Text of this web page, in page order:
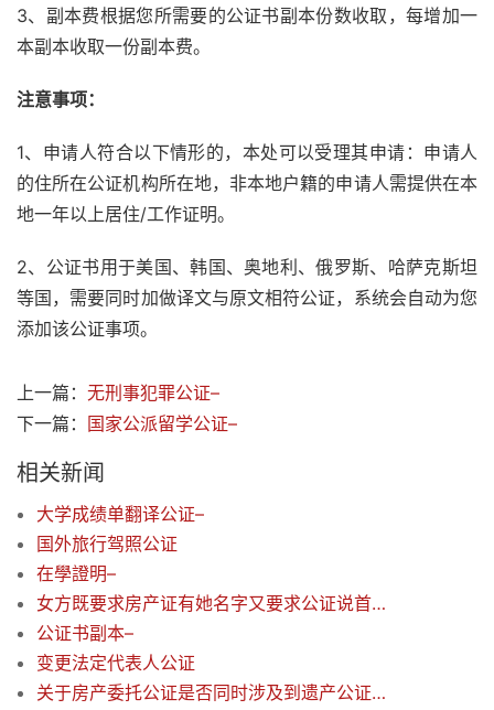
3、副本费根据您所需要的公证书副本份数收取，每增加一
本副本收取一份副本费。
注意事项：
1、申请人符合以下情形的，本处可以受理其申请：申请人
的住所在公证机构所在地，非本地户籍的申请人需提供在本
地一年以上居住/工作证明。
2、公证书用于美国、韩国、奥地利、俄罗斯、哈萨克斯坦
等国，需要同时加做译文与原文相符公证，系统会自动为您
添加该公证事项。
上一篇： 无刑事犯罪公证–
下一篇： 国家公派留学公证–
相关新闻
大学成绩单翻译公证–
国外旅行驾照公证
在學證明–
女方既要求房产证有她名字又要求公证说首付有她一半, 实际一分未出，如何办？
公证书副本–
变更法定代表人公证
关于房产委托公证是否同时涉及到遗产公证的问题